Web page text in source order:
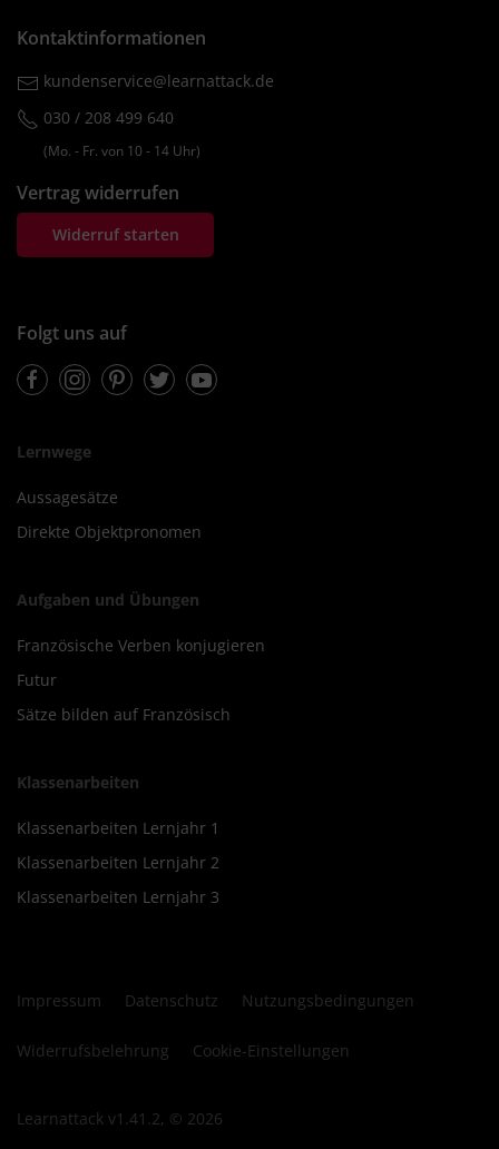
Kontaktinformationen
kundenservice@learnattack.de
030 / 208 499 640
(Mo. ‐ Fr. von 10 ‐ 14 Uhr)
Vertrag widerrufen
Widerruf starten
Folgt uns auf
FacebookInstagramPinterestTwitterYoutube
Lernwege
Aussagesätze
Direkte Objektpronomen
Aufgaben und Übungen
Französische Verben konjugieren
Futur
Sätze bilden auf Französisch
Klassenarbeiten
Klassenarbeiten Lernjahr 1
Klassenarbeiten Lernjahr 2
Klassenarbeiten Lernjahr 3
Impressum Datenschutz Nutzungsbedingungen
Widerrufsbelehrung Cookie-Einstellungen
Learnattack v1.41.2, © 2026